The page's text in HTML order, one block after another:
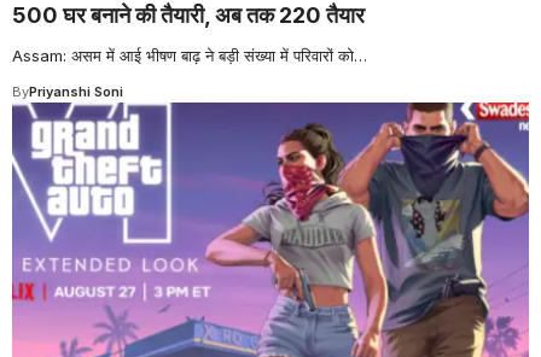
500 घर बनाने की तैयारी, अब तक 220 तैयार
Assam: असम में आई भीषण बाढ़ ने बड़ी संख्या में परिवारों को…
ByPriyanshi Soni